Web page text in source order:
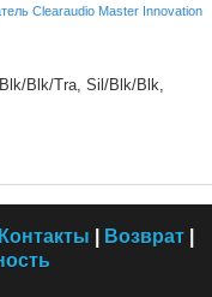
Clearaudio Master Innovation
Blk/Tra, Sil/Blk/Blk,
Контакты Возврат|